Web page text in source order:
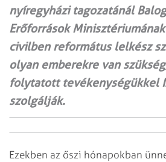
nyíregyházi tagozatánál
Erőforrások
civilben református lelkész
olyan emberekre van
folytatott tevékenységükkel
szolgálják.
Ezekben az őszi hónapokban